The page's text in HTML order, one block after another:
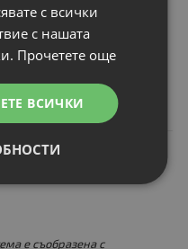
€
лв.
е съобразена с
с всички
с нашата
Прочетете още
ВСИЧКИ